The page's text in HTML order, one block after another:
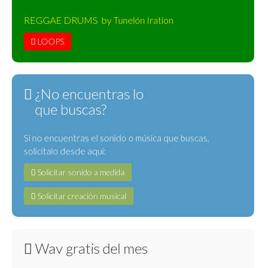
REGGAE DRUMS by Tunelón Iration
LOOPS
¿No encuentras lo
que buscas?
Si no encuentras el sonido o música que buscas,
solicítalo desde aquí:
Solicitar sonido a medida
Solicitar creación musical
Wav gratis del mes